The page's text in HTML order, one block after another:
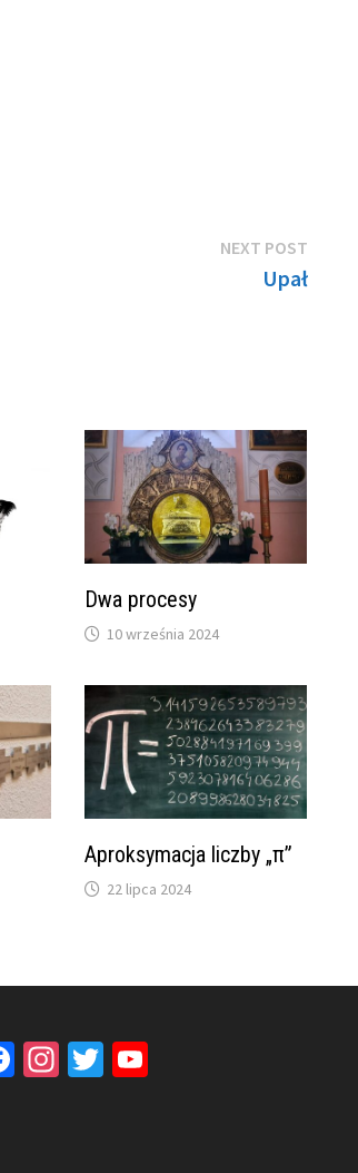
NEXT POSTNext
post:
Upał
Dwa procesy
10 września 2024
Aproksymacja liczby „π”
22 lipca 2024
Facebook
Instagram
Twitter